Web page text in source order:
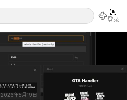
登录
2026年5月19日